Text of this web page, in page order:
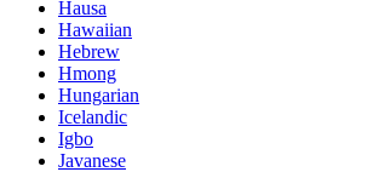
Hausa
Hawaiian
Hebrew
Hmong
Hungarian
Icelandic
Igbo
Javanese